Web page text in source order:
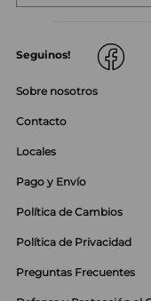
Seguinos!
Sobre nosotros
Contacto
Locales
Pago y Envío
Política de Cambios
Política de Privacidad
Preguntas Frecuentes